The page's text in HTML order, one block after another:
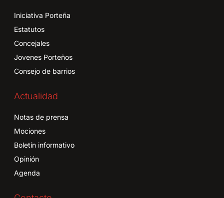
Iniciativa Porteña
Estatutos
Concejales
Jovenes Porteños
Consejo de barrios
Actualidad
Notas de prensa
Mociones
Boletín informativo
Opinión
Agenda